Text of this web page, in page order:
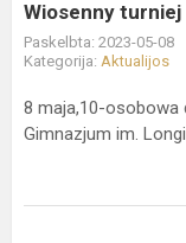
Wiosenny
Paskelbta: 2023-05-08
Kategorija: Aktualijos
8 maja,10-osobowa
Gimnazjum im.